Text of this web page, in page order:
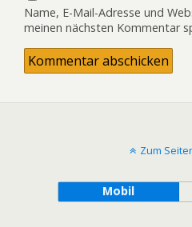
Name, E-Mail-Adresse und
meinen nächsten Kommentar
Zum
Mobil